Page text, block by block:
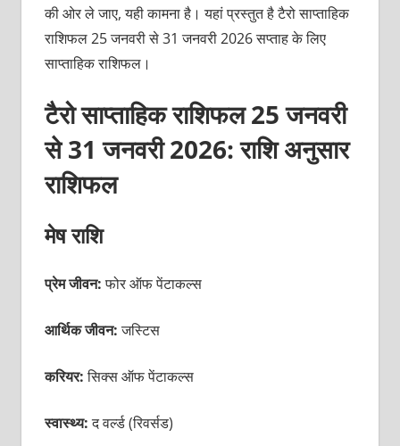
की ओर ले जाए, यही कामना है। यहां प्रस्तुत है टैरो साप्ताहिक
राशिफल 25 जनवरी से 31 जनवरी 2026सप्ताह के लिए
साप्ताहिक राशिफल।
टैरो साप्ताहिक राशिफल 25 जनवरी
से 31 जनवरी 2026: राशि अनुसार
राशिफल
मेष राशि
प्रेम जीवन:फोर ऑफ पेंटाकल्स
आर्थिक जीवन:जस्टिस
करियर:सिक्स ऑफ पेंटाकल्स
स्वास्थ्य:द वर्ल्ड (रिवर्सड)